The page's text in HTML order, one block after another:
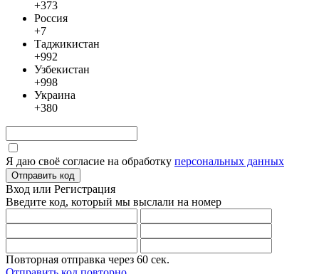
+373
Россия
+7
Таджикистан
+992
Узбекистан
+998
Украина
+380
Я даю своё согласие на обработку персональных данных
Отправить код
Вход или Регистрация
Введите код, который мы выслали на номер
Повторная отправка через 60 сек.